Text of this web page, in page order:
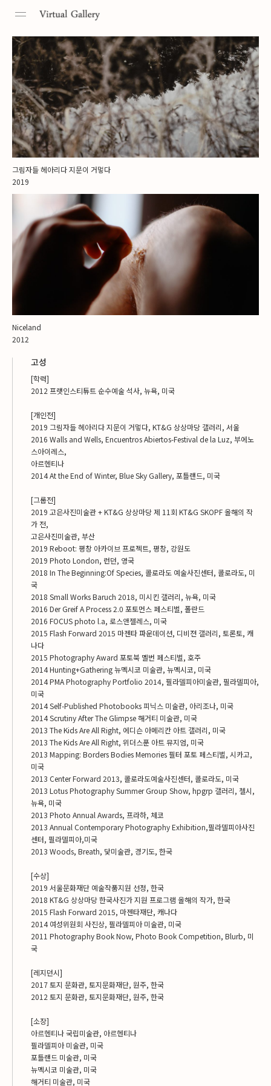
Toggle
그림자들 헤아리다 지문이 거멓다
2019
Niceland
2012
고성
[학력]
2012 프랫인스티튜트 순수예술 석사, 뉴욕, 미국
[개인전]
2019 그림자들 헤아리다 지문이 거멓다, KT&G 상상마당 갤러리, 서울
2016 Walls and Wells, Encuentros Abiertos-Festival de la Luz, 부에노
스아이레스,
아르헨티나
2014 At the End of Winter, Blue Sky Gallery, 포틀랜드, 미국
[그룹전]
2019 고은사진미술관 + KT&G 상상마당 제 11회 KT&G SKOPF 올해의 작
가 전,
고은사진미술관, 부산
2019 Reboot: 평창 아카이브 프로젝트, 평창, 강원도
2019 Photo London, 런던, 영국
2018 In The Beginning:Of Species, 콜로라도 예술사진센터, 콜로라도, 미
국
2018 Small Works Baruch 2018, 미시킨 갤러리, 뉴욕, 미국
2016 Der Greif A Process 2.0 포토먼스 페스티벌, 폴란드
2016 FOCUS photo l.a, 로스앤젤레스, 미국
2015 Flash Forward 2015 마젠타 파운데이션, 디비젼 갤러리, 토론토, 캐
나다
2015 Photography Award 포토북 멜번 페스티벌, 호주
2014 Hunting+Gathering 뉴멕시코 미술관, 뉴멕시코, 미국
2014 PMA Photography Portfolio 2014, 필라델피아미술관, 필라델피아,
미국
2014 Self-Published Photobooks 피닉스 미술관, 아리조나, 미국
2014 Scrutiny After The Glimpse 해거티 미술관, 미국
2013 The Kids Are All Right, 에디슨 아메리칸 아트 갤러리, 미국
2013 The Kids Are All Right, 위더스푼 아트 뮤지엄, 미국
2013 Mapping: Borders Bodies Memories 필터 포토 페스티벌, 시카고,
미국
2013 Center Forward 2013, 콜로라도예술사진센터, 콜로라도, 미국
2013 Lotus Photography Summer Group Show, hpgrp 갤러리, 첼시,
뉴욕, 미국
2013 Photo Annual Awards, 프라하, 체코
2013 Annual Contemporary Photography Exhibition,필라델피아사진
센터, 필라델피아,미국
2013 Woods, Breath, 닻미술관, 경기도, 한국
[수상]
2019 서울문화재단 예술작품지원 선정, 한국
2018 KT&G 상상마당 한국사진가 지원 프로그램 올해의 작가, 한국
2015 Flash Forward 2015, 마젠타재단, 캐나다
2014 여성위원회 사진상, 필라델피아 미술관, 미국
2011 Photography Book Now, Photo Book Competition, Blurb, 미
국
[레지던시]
2017 토지 문화관, 토지문화재단, 원주, 한국
2012 토지 문화관, 토지문화재단, 원주, 한국
[소장]
아르헨티나 국립미술관, 아르헨티나
필라델피아 미술관, 미국
포틀랜드 미술관, 미국
뉴멕시코 미술관, 미국
해거티 미술관, 미국